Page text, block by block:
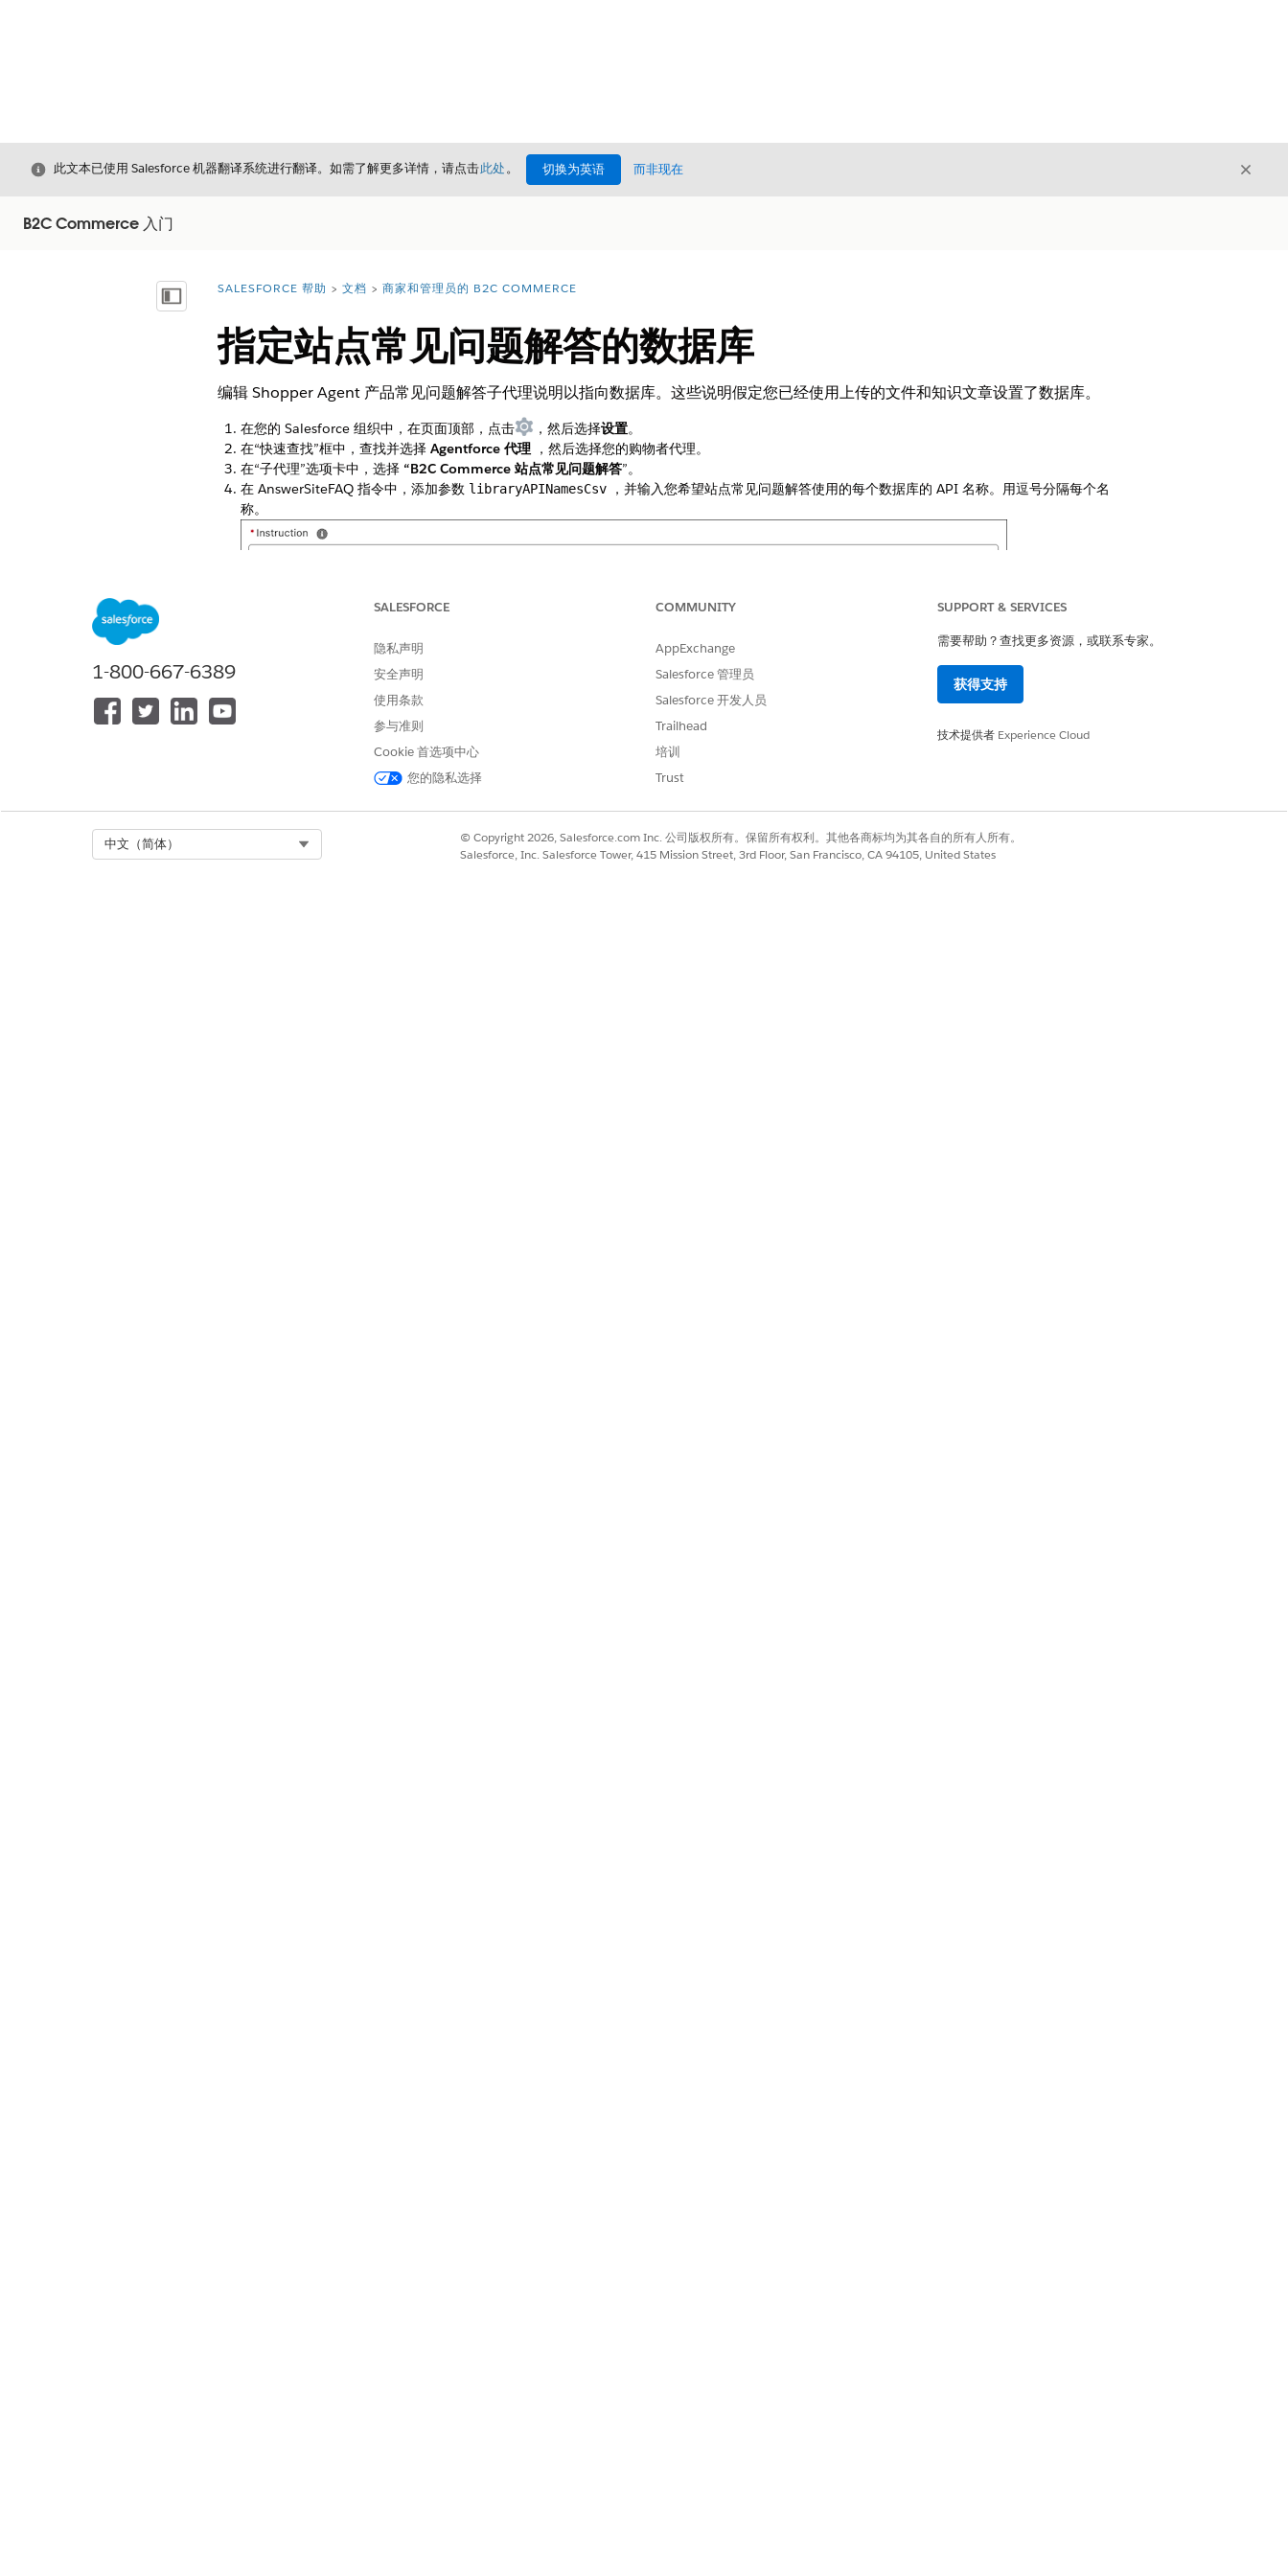
关闭
此文本已使用 Salesforce 机器翻译系统进行翻译。如需了解更多详情，请点击此处。 切换为英语 而非现在 关闭
B2C Commerce 入门
显示目录 您在此处：
SALESFORCE 帮助 文档 商家和管理员的 B2C COMMERCE
指定站点常见问题解答的数据库
编辑 Shopper Agent 产品常见问题解答子代理说明以指向数据库。这些说明假定您已经使用上传的文件和知识文章设置了数据库。
在您的 Salesforce 组织中，在页面顶部，点击 ，然后选择设置。
在“快速查找”框中，查找并选择 Agentforce 代理，然后选择您的购物者代理。
在“子代理”选项卡中，选择 “B2C Commerce 站点常见问题解答”。
在 AnswerSiteFAQ 指令中，添加参数 libraryAPINamesCsv，并输入您希望站点常见问题解答使用的每个数据库的 API 名称。用逗号分隔每个名
称。
如果添加的数据库过多，可能会降低代理性能。
本文章是否解决您的问题？
请与我们共享您的想法，以便我们进行改进！
是
1-800-667-6389
SALESFORCE
隐私声明
安全声明
使用条款
参与准则
Cookie 首选项中心
您的隐私选择
COMMUNITY
AppExchange
Salesforce 管理员
Salesforce 开发人员
Trailhead
培训
Trust
SUPPORT & SERVICES
需要帮助？查找更多资源，或联系专家。
获得支持
技术提供者 Experience Cloud
中文（简体）
© Copyright 2026, Salesforce.com Inc. 公司版权所有。保留所有权利。其他各商标均为其各自的所有人所有。
Salesforce, Inc. Salesforce Tower, 415 Mission Street, 3rd Floor, San Francisco, CA 94105, United States